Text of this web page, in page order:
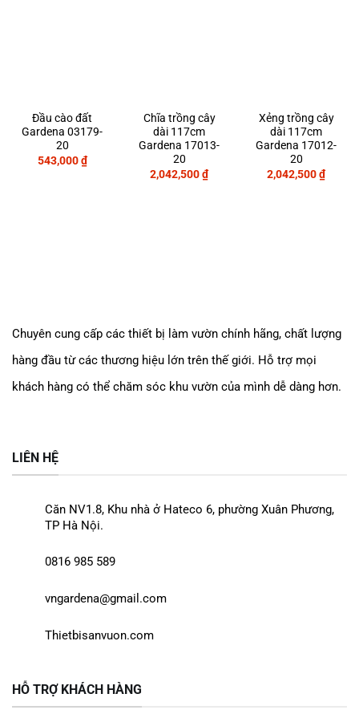
Đầu cào đất
Gardena 03179-
20
543,000₫
Chĩa trồng cây
dài 117cm
Gardena 17013-
20
2,042,500₫
Xẻng trồng cây
dài 117cm
Gardena 17012-
20
2,042,500₫
Chuyên cung cấp các thiết bị làm vườn chính hãng, chất lượng
hàng đầu từ các thương hiệu lớn trên thế giới. Hỗ trợ mọi
khách hàng có thể chăm sóc khu vườn của mình dễ dàng hơn.
LIÊN HỆ
Căn NV1.8, Khu nhà ở Hateco 6, phường Xuân Phương,
TP Hà Nội.
0816 985 589
vngardena@gmail.com
Thietbisanvuon.com
HỖ TRỢ KHÁCH HÀNG